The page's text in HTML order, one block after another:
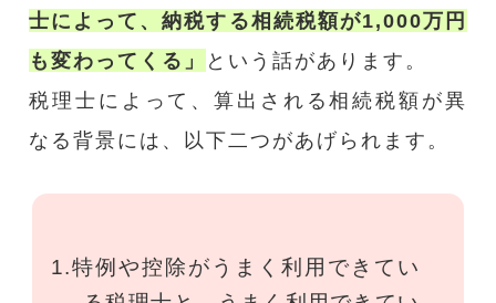
士によって、納税する相続税額が1,000万円
も変わってくる」
という話があります。
税理士によって、算出される相続税額が異
なる背景には、以下二つがあげられます。
1.特例や控除がうまく利用できてい